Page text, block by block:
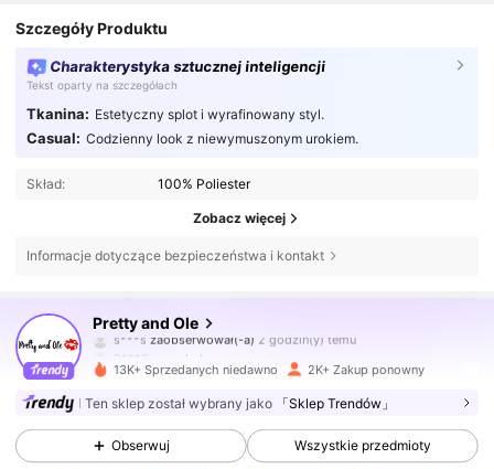
Szczegóły Produktu
Charakterystyka sztucznej inteligencji
Tekst oparty na szczegółach
Tkanina: Estetyczny splot i wyrafinowany styl.
Casual: Codzienny look z niewymuszonym urokiem.
Skład: 100% Poliester
Zobacz więcej
Informacje dotyczące bezpieczeństwa i kontakt
Pretty and Ole
s***szaobserwował(-a)
3***2 przegląda
4,70
43K Obserwujący
4,70 43K Obserwujący
13K+ Sprzedanych niedawno 2K+ Zakup ponowny
Ten sklep został wybrany jako 「Sklep Trendów」
Obserwuj Wszystkie przedmioty